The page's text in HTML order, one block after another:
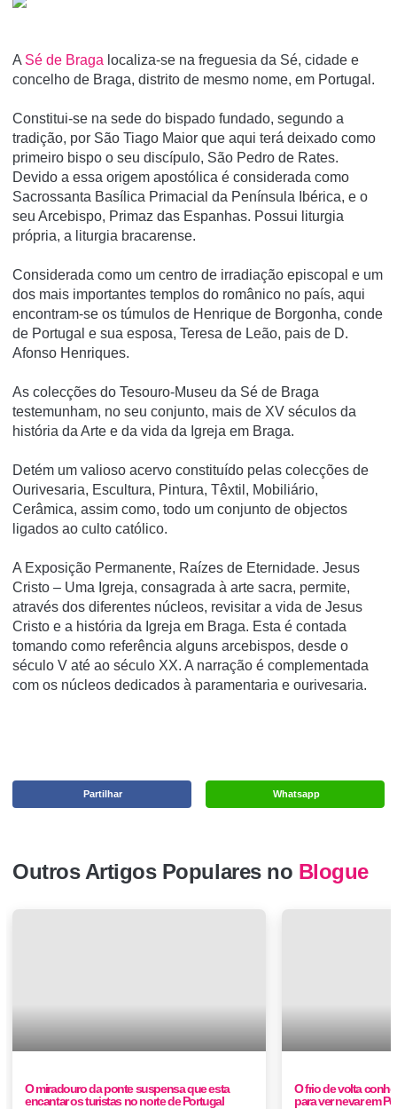
A Sé de Braga localiza-se na freguesia da Sé, cidade e
concelho de Braga, distrito de mesmo nome, em Portugal.
Constitui-se na sede do bispado fundado, segundo a
tradição, por São Tiago Maior que aqui terá deixado como
primeiro bispo o seu discí­pulo, São Pedro de Rates.
Devido a essa origem apostólica é considerada como
Sacrossanta Basí­lica Primacial da Pení­nsula Ibérica, e o
seu Arcebispo, Primaz das Espanhas. Possui liturgia
própria, a liturgia bracarense.
Considerada como um centro de irradiação episcopal e um
dos mais importantes templos do românico no paí­s, aqui
encontram-se os túmulos de Henrique de Borgonha, conde
de Portugal e sua esposa, Teresa de Leão, pais de D.
Afonso Henriques.
As colecções do Tesouro-Museu da Sé de Braga
testemunham, no seu conjunto, mais de XV séculos da
história da Arte e da vida da Igreja em Braga.
Detém um valioso acervo constituído pelas colecções de
Ourivesaria, Escultura, Pintura, Têxtil, Mobiliário,
Cerâmica, assim como, todo um conjunto de objectos
ligados ao culto católico.
A Exposição Permanente, Raízes de Eternidade. Jesus
Cristo – Uma Igreja, consagrada à arte sacra, permite,
através dos diferentes núcleos, revisitar a vida de Jesus
Cristo e a história da Igreja em Braga. Esta é contada
tomando como referência alguns arcebispos, desde o
século V até ao século XX. A narração é complementada
com os núcleos dedicados à paramentaria e ourivesaria.
Whatsapp
Partilhar
Outros Artigos Populares no Blogue
O miradouro da ponte suspensa que esta
encantar os turistas no norte de Portugal
O frio de volta
para ver nevar em